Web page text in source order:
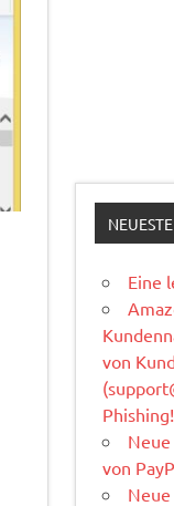
Eine
von
(
Phishing!
von